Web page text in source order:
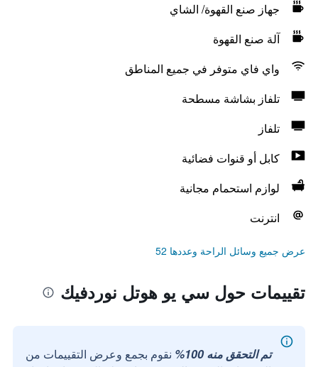
جهاز صنع القهوة/ الشاي
آلة صنع القهوة
واي فاي متوفر في جميع المناطق
تلفاز بشاشة مسطحة
تلفاز
كابل أو قنوات فضائية
لوازم استحمام مجانية
انترنت
عرض جميع وسائل الراحة وعددها 52
تقييمات حول سي يو هوتل نوردفيك
تم التحقق منه 100%
نقوم بجمع وعرض التقييمات من